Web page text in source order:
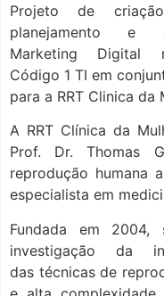
Projeto de
planejamento e
Marketing Digital
Código 1 TI em
para a RRT Clinica da
A RRT Clínica da
Prof. Dr. Thomas
reprodução humana
especialista em
Fundada em
investigação da
das técnicas de